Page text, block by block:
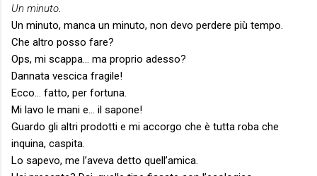
Un minuto.
Un minuto, manca un minuto, non devo perdere più tempo.
Che altro posso fare?
Ops, mi scappa… ma proprio adesso?
Dannata vescica fragile!
Ecco… fatto, per fortuna.
Mi lavo le mani e… il sapone!
Guardo gli altri prodotti e mi accorgo che è tutta roba che
inquina, caspita.
Lo sapevo, me l’aveva detto quell’amica.